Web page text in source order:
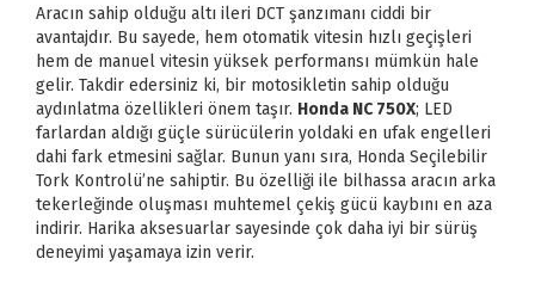
Aracın sahip olduğu altı ileri DCT şanzımanı ciddi bir
avantajdır. Bu sayede, hem otomatik vitesin hızlı geçişleri
hem de manuel vitesin yüksek performansı mümkün hale
gelir. Takdir edersiniz ki, bir motosikletin sahip olduğu
aydınlatma özellikleri önem taşır. Honda NC 750X; LED
farlardan aldığı güçle sürücülerin yoldaki en ufak engelleri
dahi fark etmesini sağlar. Bunun yanı sıra, Honda Seçilebilir
Tork Kontrolü’ne sahiptir. Bu özelliği ile bilhassa aracın arka
tekerleğinde oluşması muhtemel çekiş gücü kaybını en aza
indirir. Harika aksesuarlar sayesinde çok daha iyi bir sürüş
deneyimi yaşamaya izin verir.